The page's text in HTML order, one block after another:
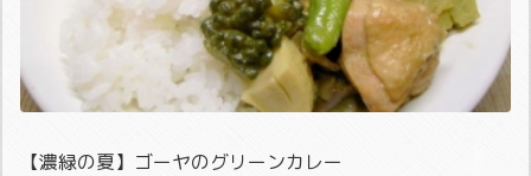
【濃緑の夏】ゴーヤのグリーンカレー